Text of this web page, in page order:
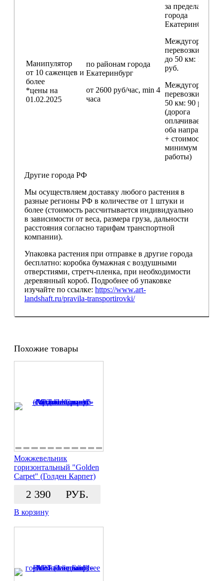
Манипулятор
от 10 саженцев и
более
*цены на
01.02.2025
по районам города
Екатеринбург
от 2600 руб/час, min 4
часа
за пределами
города
Екатеринбург
Междугородние
перевозки
до 50 км: 18 000
руб.
Междугородние
перевозки
50 км: 90 руб./км
(дорога
оплачивается в
оба направления
+ стоимость
минимум 4
работы)
Другие города РФ
Мы осуществляем доставку любого растения в
разные регионы РФ в количестве от 1 штуки и
более (стоимость рассчитывается индивидуально
в зависимости от веса, размера груза, дальности
расстояния согласно тарифам транспортной
компании).
Упаковка растения при отправке в другие города
бесплатно: коробка бумажная с воздушными
отверстиями, стретч-пленка, при необходимости
деревянный короб. Подробнее об упаковке
изучайте по ссылке: https://www.art-
landshaft.ru/pravila-transportirovki/
Похожие товары
Можжевельник
горизонтальный "Golden
Carpet" (Голден Карпет)
2 390 РУБ.
В корзину